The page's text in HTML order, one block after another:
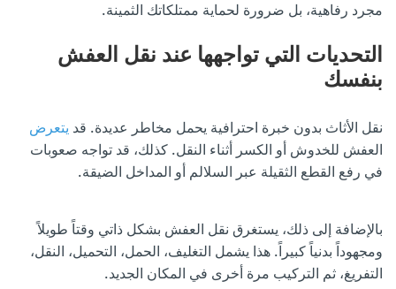
مجرد رفاهية، بل ضرورة لحماية ممتلكاتك الثمينة.
التحديات التي تواجهها عند نقل العفش
بنفسك
نقل الأثاث بدون خبرة احترافية يحمل مخاطر عديدة. قد يتعرض
العفش للخدوش أو الكسر أثناء النقل. كذلك، قد تواجه صعوبات
في رفع القطع الثقيلة عبر السلالم أو المداخل الضيقة.
بالإضافة إلى ذلك، يستغرق نقل العفش بشكل ذاتي وقتاً طويلاً
ومجهوداً بدنياً كبيراً. هذا يشمل التغليف، الحمل، التحميل، النقل،
التفريغ، ثم التركيب مرة أخرى في المكان الجديد.